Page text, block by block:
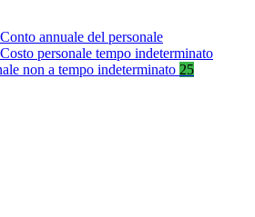
Conto annuale del personale
Costo personale tempo indeterminato
non a tempo indeterminato 25